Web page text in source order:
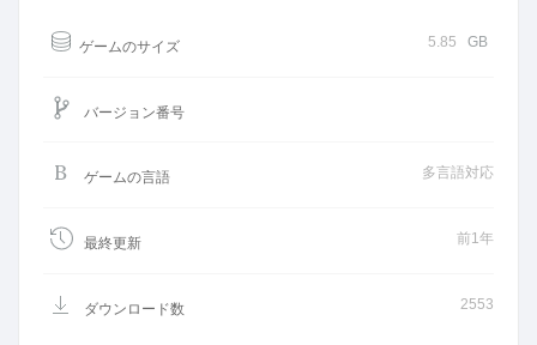
ゲームのサイズ 5.85 GB
バージョン番号
ゲームの言語 多言語対応
最終更新 前1年
ダウンロード数 2553